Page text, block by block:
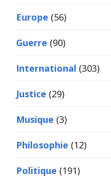
Europe (56)
Guerre (90)
International (303)
Justice (29)
Musique (3)
Philosophie (12)
Politique (191)